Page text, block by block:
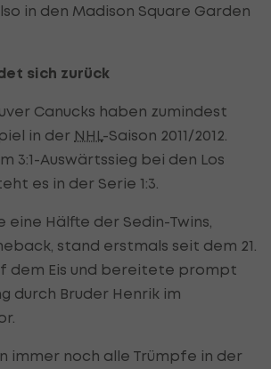
in den Madison Square Garden
sich zurück
Canucks haben zumindest
in der NHL -Saison 2011/2012.
3:1-Auswärtssieg bei den Los
es in der Serie 1:3.
eine Hälfte der Sedin-Twins,
stand erstmals seit dem 21.
dem Eis und bereitete prompt
durch Bruder Henrik im
immer noch alle Trümpfe in der